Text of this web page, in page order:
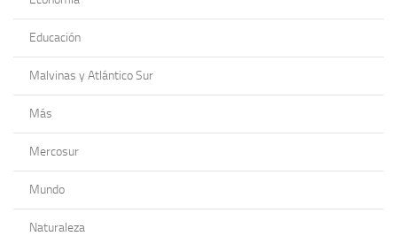
Educación
Malvinas y Atlántico Sur
Más
Mercosur
Mundo
Naturaleza